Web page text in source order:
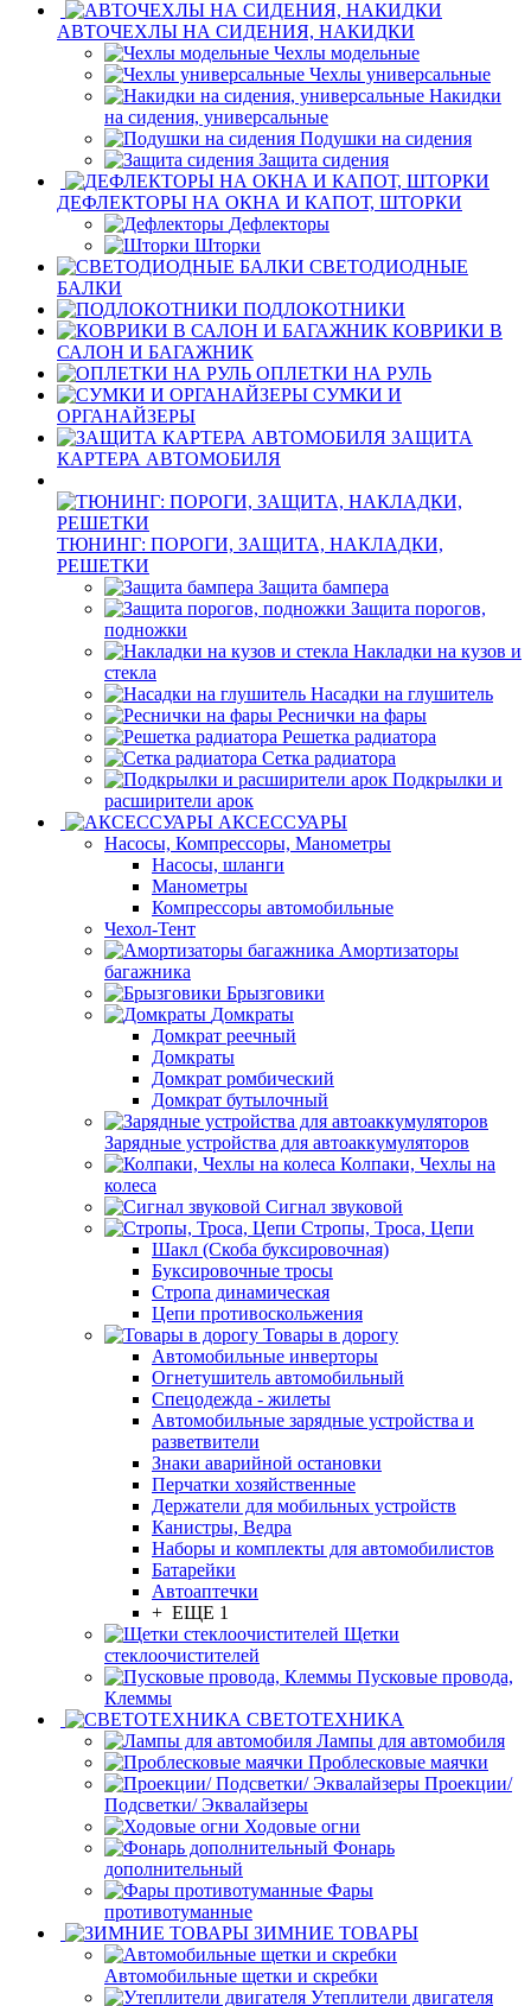
АВТОЧЕХЛЫ НА СИДЕНИЯ, НАКИДКИ
Чехлы модельные
Чехлы универсальные
Накидки
на сидения, универсальные
Подушки на сидения
Защита сидения
ДЕФЛЕКТОРЫ НА ОКНА И КАПОТ, ШТОРКИ
Дефлекторы
Шторки
СВЕТОДИОДНЫЕ
БАЛКИ
ПОДЛОКОТНИКИ
КОВРИКИ В
САЛОН И БАГАЖНИК
ОПЛЕТКИ НА РУЛЬ
СУМКИ И
ОРГАНАЙЗЕРЫ
ЗАЩИТА
КАРТЕРА АВТОМОБИЛЯ
ТЮНИНГ: ПОРОГИ, ЗАЩИТА, НАКЛАДКИ,
РЕШЕТКИ
Защита бампера
Защита порогов,
подножки
Накладки на кузов и
стекла
Насадки на глушитель
Реснички на фары
Решетка радиатора
Сетка радиатора
Подкрылки и
расширители арок
АКСЕССУАРЫ
Насосы, Компрессоры, Манометры
Насосы, шланги
Манометры
Компрессоры автомобильные
Чехол-Тент
Амортизаторы
багажника
Брызговики
Домкраты
Домкрат реечный
Домкраты
Домкрат ромбический
Домкрат бутылочный
Зарядные устройства для автоаккумуляторов
Колпаки, Чехлы на
колеса
Сигнал звуковой
Стропы, Троса, Цепи
Шакл (Скоба буксировочная)
Буксировочные тросы
Стропа динамическая
Цепи противоскольжения
Товары в дорогу
Автомобильные инверторы
Огнетушитель автомобильный
Спецодежда - жилеты
Автомобильные зарядные устройства и
разветвители
Знаки аварийной остановки
Перчатки хозяйственные
Держатели для мобильных устройств
Канистры, Ведра
Наборы и комплекты для автомобилистов
Батарейки
Автоаптечки
+ ЕЩЕ 1
Щетки
стеклоочистителей
Пусковые провода,
Клеммы
СВЕТОТЕХНИКА
Лампы для автомобиля
Проблесковые маячки
Проекции/
Подсветки/ Эквалайзеры
Ходовые огни
Фонарь
дополнительный
Фары
противотуманные
ЗИМНИЕ ТОВАРЫ
Автомобильные щетки и скребки
Утеплители двигателя